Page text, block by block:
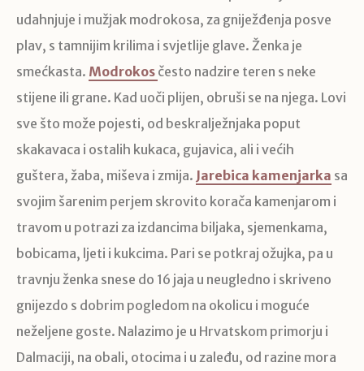
udahnjuje i mužjak modrokosa, za gniježđenja posve
plav, s tamnijim krilima i svjetlije glave. Ženka je
smećkasta. Modrokos često nadzire teren s neke
stijene ili grane. Kad uoči plijen, obruši se na njega. Lovi
sve što može pojesti, od beskralježnjaka poput
skakavaca i ostalih kukaca, gujavica, ali i većih
guštera, žaba, miševa i zmija. Jarebica kamenjarka sa
svojim šarenim perjem skrovito korača kamenjarom i
travom u potrazi za izdancima biljaka, sjemenkama,
bobicama, ljeti i kukcima. Pari se potkraj ožujka, pa u
travnju ženka snese do 16 jaja u neugledno i skriveno
gnijezdo s dobrim pogledom na okolicu i moguće
neželjene goste. Nalazimo je u Hrvatskom primorju i
Dalmaciji, na obali, otocima i u zaleđu, od razine mora